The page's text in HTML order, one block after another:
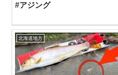
#アジング
北海道地方